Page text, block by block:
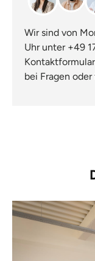
Wir sind von
Uhr unter +49
bei Fragen